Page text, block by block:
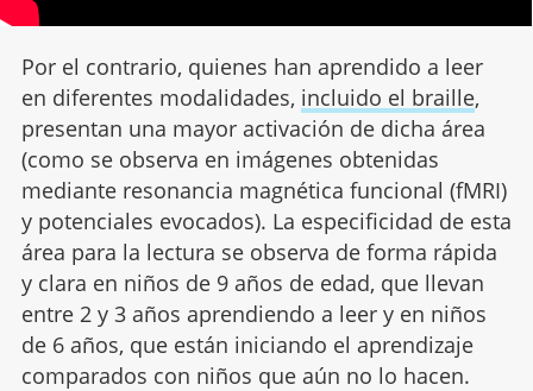
Por el contrario, quienes han aprendido a leer
en diferentes modalidades, incluido el braille,
presentan una mayor activación de dicha área
(como se observa en imágenes obtenidas
mediante resonancia magnética funcional (fMRI)
y potenciales evocados). La especificidad de esta
área para la lectura se observa de forma rápida
y clara en niños de 9 años de edad, que llevan
entre 2 y 3 años aprendiendo a leer y en niños
de 6 años, que están iniciando el aprendizaje
comparados con niños que aún no lo hacen.